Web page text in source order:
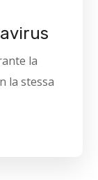
la
la stessa